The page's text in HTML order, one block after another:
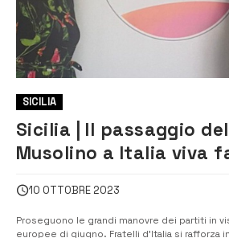
SICILIA
Sicilia | Il passaggio
Musolino a Italia viva
“insulti sessisti”
10 OTTOBRE 2023
Proseguono le grandi manovre dei partiti in
europee di giugno. Fratelli d’Italia si rafforza